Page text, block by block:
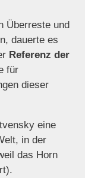
Überreste und
dauerte es
Referenz der
für
dieser
eine
in der
das Horn